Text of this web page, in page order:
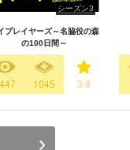
シーズン3
プレイヤーズ～名脇役の森
の100日間～
1045 3.8